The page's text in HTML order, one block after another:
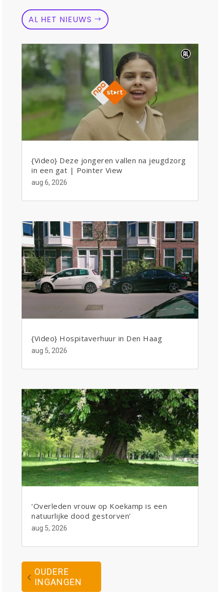
AL HET NIEUWS
{Video} Deze jongeren vallen na jeugdzorg
in een gat | Pointer View
aug 6, 2026
{Video} Hospitaverhuur in Den Haag
aug 5, 2026
‘Overleden vrouw op Koekamp is een
natuurlijke dood gestorven’
aug 5, 2026
OUDERE
INGANGEN